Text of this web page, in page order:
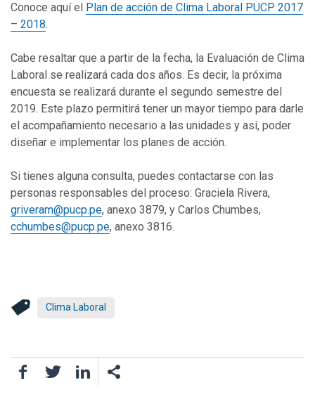
Conoce aquí el Plan de acción de Clima Laboral PUCP 2017
– 2018.
Cabe resaltar que a partir de la fecha, la Evaluación de Clima
Laboral se realizará cada dos años. Es decir, la próxima
encuesta se realizará durante el segundo semestre del
2019. Este plazo permitirá tener un mayor tiempo para darle
el acompañamiento necesario a las unidades y así, poder
diseñar e implementar los planes de acción.
Si tienes alguna consulta, puedes contactarse con las
personas responsables del proceso: Graciela Rivera,
griveram@pucp.pe, anexo 3879, y Carlos Chumbes,
cchumbes@pucp.pe, anexo 3816.
Clima Laboral
FacebookTwitterLinkedIn